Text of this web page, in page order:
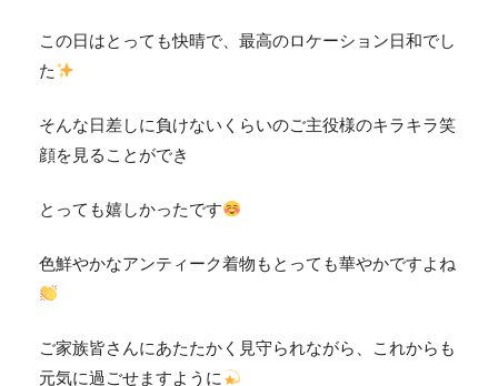
この日はとっても快晴で、最高のロケーション日和でし
た
そんな日差しに負けないくらいのご主役様のキラキラ笑
顔を見ることができ
とっても嬉しかったです
色鮮やかなアンティーク着物もとっても華やかですよね
ご家族皆さんにあたたかく見守られながら、これからも
元気に過ごせますように